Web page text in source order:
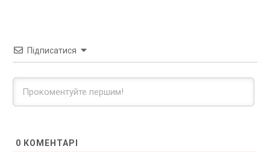
Підписатися
0 КОМЕНТАРІ